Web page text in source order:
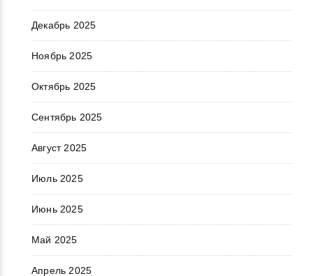
Декабрь 2025
Ноябрь 2025
Октябрь 2025
Сентябрь 2025
Август 2025
Июль 2025
Июнь 2025
Май 2025
Апрель 2025